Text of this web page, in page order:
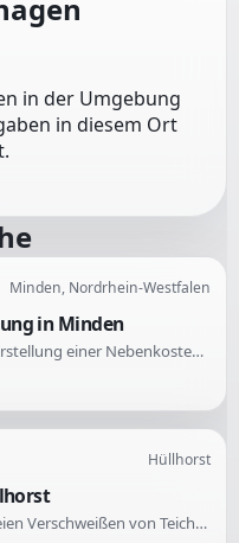
in der Umgebung
in diesem Ort
Minden, Nordrhein-Westfalen
in Minden
Es wird jemand gesucht, der bei der Erstellung einer Nebenkostenabrechnung im privaten Bereich hilft. Die Unterstützung wird für die Abrechnung von Nebenkosten benötigt.
Hüllhorst
Es wird Unterstützung beim Faltenfreien Verschweißen von Teichfolie gesucht. Erfahrung im Umgang mit Teichfolie ist gewünscht.